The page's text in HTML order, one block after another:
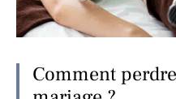
Comment